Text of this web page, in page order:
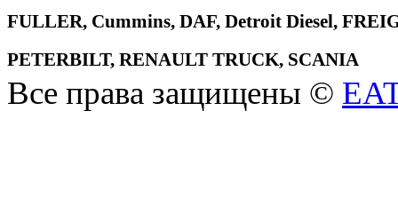
FULLER, Cummins, DAF, Detroit Diesel,
PETERBILT, RENAULT TRUCK, SCANIA
Все права защищены ©